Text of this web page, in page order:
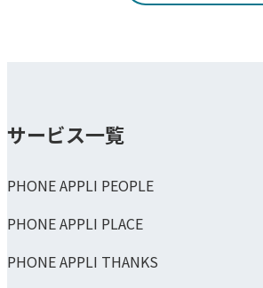
サービス一覧
PHONE APPLI PEOPLE
PHONE APPLI PLACE
PHONE APPLI THANKS